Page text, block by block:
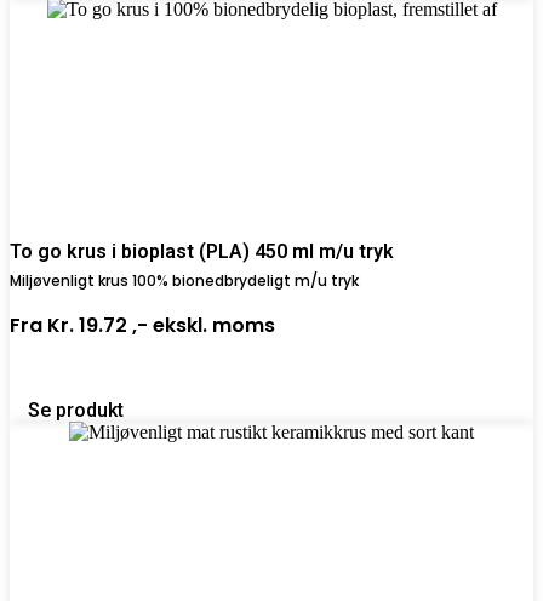
To go krus i bioplast (PLA) 450 ml m/u tryk
Miljøvenligt krus 100% bionedbrydeligt m/u tryk
Fra Kr. 19.72 ,- ekskl. moms
Se produkt